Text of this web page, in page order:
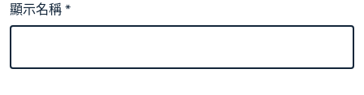
顯示名稱*